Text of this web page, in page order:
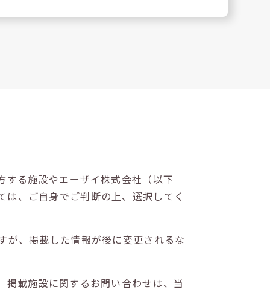
る施設やエーザイ株式会社（以下
、ご自身でご判断の上、選択してく
が、掲載した情報が後に変更されるな
載施設に関するお問い合わせは、当